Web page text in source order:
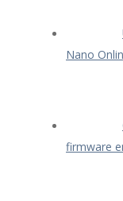
Nano
firmware